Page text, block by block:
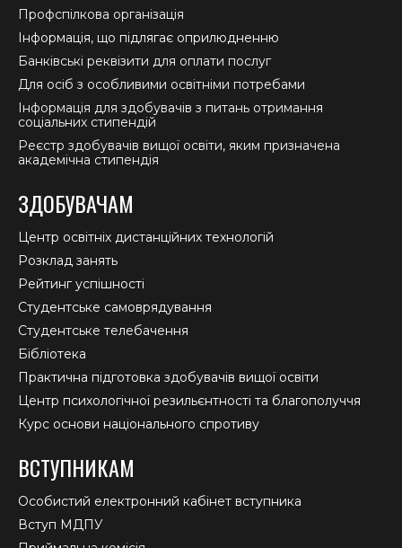
Профспілкова організація
Інформація, що підлягає оприлюдненню
Банківські реквізити для оплати послуг
Для осіб з особливими освітніми потребами
Інформація для здобувачів з питань отримання
соціальних стипендій
Реєстр здобувачів вищої освіти, яким призначена
академічна стипендія
ЗДОБУВАЧАМ
Центр освітніх дистанційних технологій
Розклад занять
Рейтинг успішності
Студентське самоврядування
Студентське телебачення
Бібліотека
Практична підготовка здобувачів вищої освіти
Центр психологічної резильєнтності та благополуччя
Курс основи національного спротиву
ВСТУПНИКАМ
Особистий електронний кабінет вступника
Вступ МДПУ